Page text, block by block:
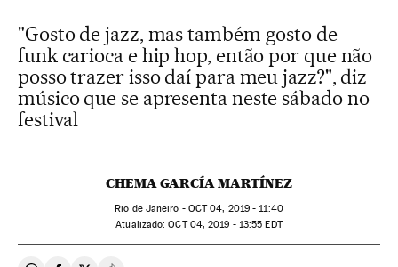
"Gosto de jazz, mas também gosto de
funk carioca e hip hop, então por que não
posso trazer isso daí para meu jazz?", diz
músico que se apresenta neste sábado no
festival
CHEMA GARCÍA MARTÍNEZ
Rio de Janeiro - OCT04, 2019 - 11:40
atualizado: OCT04, 2019 - 13:55 EDT